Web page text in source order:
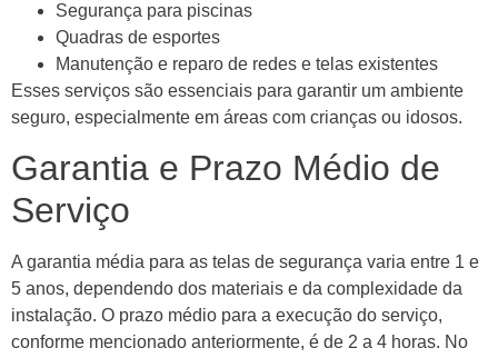
Segurança para piscinas
Quadras de esportes
Manutenção e reparo de redes e telas existentes
Esses serviços são essenciais para garantir um ambiente
seguro, especialmente em áreas com crianças ou idosos.
Garantia e Prazo Médio de
Serviço
A garantia média para as telas de segurança varia entre 1 e
5 anos, dependendo dos materiais e da complexidade da
instalação. O prazo médio para a execução do serviço,
conforme mencionado anteriormente, é de 2 a 4 horas. No